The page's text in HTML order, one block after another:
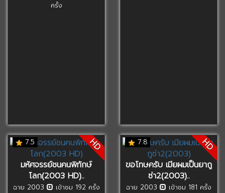
ครั้ง
7.5 HD
มหัศจรรย์ชนคนพิทักษ์
โลก(2003 HD)..
ฉาย 2003 เข้าชม 192 ครั้ง
7.8 HD
ขอโทษครับ เมียผมเป็นยากู
ซ่า2(2003)..
ฉาย 2003 เข้าชม 181 ครั้ง